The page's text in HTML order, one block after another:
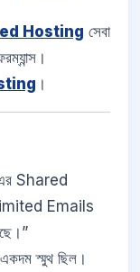
Hosting সেবা
।
Shared
Emails
স্মুথ ছিল।